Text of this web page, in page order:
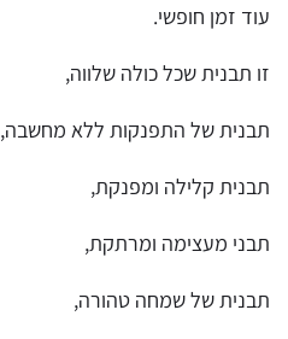
עוד זמן חופשי.
זו תבנית שכל כולה שלווה,
תבנית של התפנקות ללא מחשבה,
תבנית קלילה ומפנקת,
תבני מעצימה ומרתקת,
תבנית של שמחה טהורה,